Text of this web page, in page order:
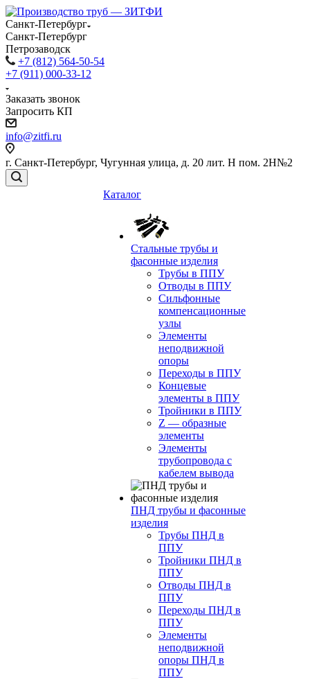
Санкт-Петербург
Санкт-Петербург
Петрозаводск
+7 (812) 564-50-54
+7 (911) 000-33-12
Заказать звонок
Запросить КП
info@zitfi.ru
г. Санкт-Петербург, Чугунная улица, д. 20 лит. Н пом. 2Н№2
Каталог
Стальные трубы и
фасонные изделия
Трубы в ППУ
Отводы в ППУ
Сильфонные
компенсационные
узлы
Элементы
неподвижной
опоры
Переходы в ППУ
Концевые
элементы в ППУ
Тройники в ППУ
Z — образные
элементы
Элементы
трубопровода с
кабелем вывода
ПНД трубы и фасонные
изделия
Трубы ПНД в
ППУ
Тройники ПНД в
ППУ
Отводы ПНД в
ППУ
Переходы ПНД в
ППУ
Элементы
неподвижной
опоры ПНД в
ППУ